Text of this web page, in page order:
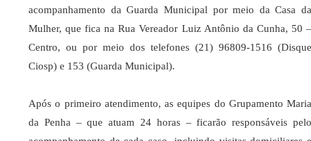
acompanhamento da Guarda Municipal por meio da Casa da
Mulher, que fica na Rua Vereador Luiz Antônio da Cunha, 50 –
Centro, ou por meio dos telefones (21) 96809-1516 (Disque
Ciosp) e 153 (Guarda Municipal).
Após o primeiro atendimento, as equipes do Grupamento Maria
da Penha – que atuam 24 horas – ficarão responsáveis pelo